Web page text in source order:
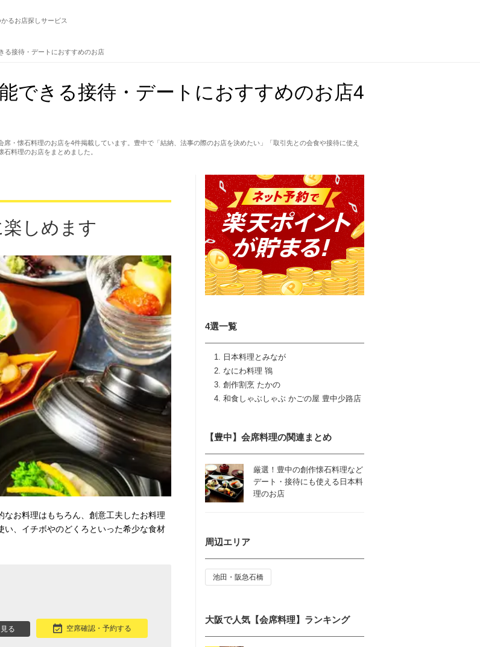
るお店探しサービス
る接待・デートにおすすめのお店
できる接待・デートにおすすめのお店4
・懐石料理のお店を4件掲載しています。豊中で「結納、法事の際のお店を決めたい」「取引先との会食や接待に使え
料理のお店をまとめました。
4選一覧
日本料理とみなが
なにわ料理 鴇
創作割烹 たかの
和食しゃぶしゃぶ かごの屋 豊中少路店
しめます
お料理はもちろん、創意工夫したお料理
い、イチボやのどくろといった希少な食材
る 空席確認・予約する
【豊中】会席料理の関連まとめ
厳選！豊中の創作懐石料理など
デート・接待にも使える日本料
理のお店
周辺エリア
池田・阪急石橋
大阪で人気【会席料理】ランキング